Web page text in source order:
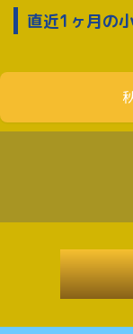
直近1ヶ月の